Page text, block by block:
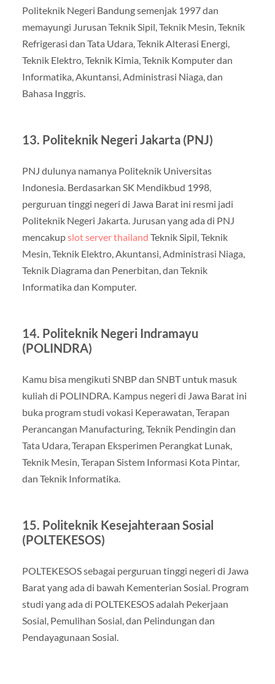
Politeknik Negeri Bandung semenjak 1997 dan
memayungi Jurusan Teknik Sipil, Teknik Mesin, Teknik
Refrigerasi dan Tata Udara, Teknik Alterasi Energi,
Teknik Elektro, Teknik Kimia, Teknik Komputer dan
Informatika, Akuntansi, Administrasi Niaga, dan
Bahasa Inggris.
13. Politeknik Negeri Jakarta (PNJ)
PNJ dulunya namanya Politeknik Universitas
Indonesia. Berdasarkan SK Mendikbud 1998,
perguruan tinggi negeri di Jawa Barat ini resmi jadi
Politeknik Negeri Jakarta. Jurusan yang ada di PNJ
mencakupslot server thailand Teknik Sipil, Teknik
Mesin, Teknik Elektro, Akuntansi, Administrasi Niaga,
Teknik Diagrama dan Penerbitan, dan Teknik
Informatika dan Komputer.
14. Politeknik Negeri Indramayu
(POLINDRA)
Kamu bisa mengikuti SNBP dan SNBT untuk masuk
kuliah di POLINDRA. Kampus negeri di Jawa Barat ini
buka program studi vokasi Keperawatan, Terapan
Perancangan Manufacturing, Teknik Pendingin dan
Tata Udara, Terapan Eksperimen Perangkat Lunak,
Teknik Mesin, Terapan Sistem Informasi Kota Pintar,
dan Teknik Informatika.
15. Politeknik Kesejahteraan Sosial
(POLTEKESOS)
POLTEKESOS sebagai perguruan tinggi negeri di Jawa
Barat yang ada di bawah Kementerian Sosial. Program
studi yang ada di POLTEKESOS adalah Pekerjaan
Sosial, Pemulihan Sosial, dan Pelindungan dan
Pendayagunaan Sosial.